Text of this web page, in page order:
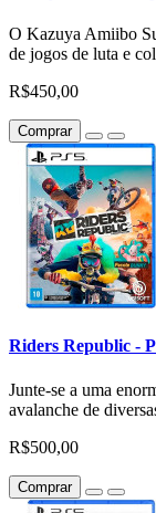
O Kazuya Amiibo
de jogos de luta e
R$450,00
Comprar
Riders Republic -
Junte-se a uma
avalanche de
R$500,00
Comprar